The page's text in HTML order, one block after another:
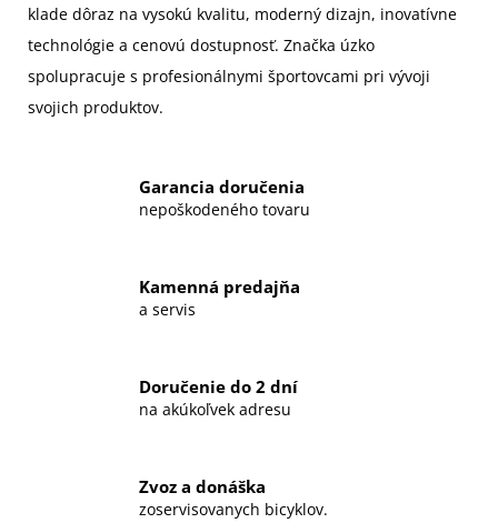
klade dôraz na vysokú kvalitu, moderný dizajn, inovatívne
technológie a cenovú dostupnosť. Značka úzko
spolupracuje s profesionálnymi športovcami pri vývoji
svojich produktov.
Garancia doručenia
nepoškodeného tovaru
Kamenná predajňa
a servis
Doručenie do 2 dní
na akúkoľvek adresu
Zvoz a donáška
zoservisovanych bicyklov.